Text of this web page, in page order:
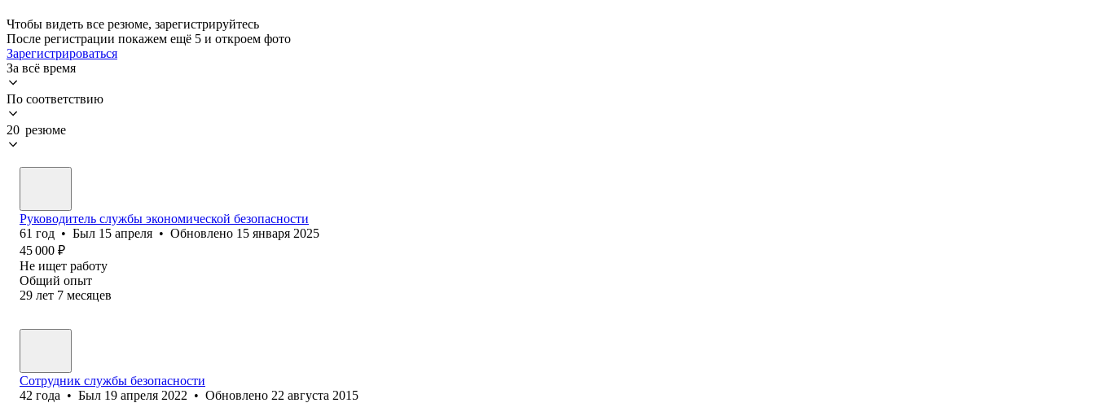
Чтобы видеть все резюме, зарегистрируйтесь
После регистрации покажем ещё 5 и откроем фото
Зарегистрироваться
За всё время
По соответствию
20 резюме
Руководитель службы экономической безопасности
61 год • Был 15 апреля • Обновлено 15 января 2025
45 000 ₽
Не ищет работу
Общий опыт
29 лет 7 месяцев
Сотрудник службы безопасности
42 года • Был 19 апреля 2022 • Обновлено 22 августа 2015